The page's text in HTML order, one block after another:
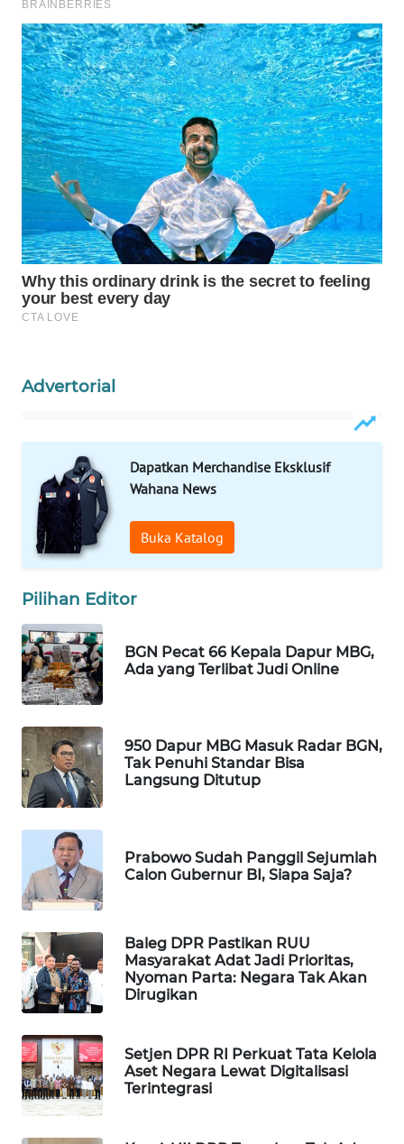
Advertorial
Dapatkan Merchandise Eksklusif
Wahana News
Buka Katalog
Pilihan Editor
BGN Pecat 66 Kepala Dapur MBG,
Ada yang Terlibat Judi Online
950 Dapur MBG Masuk Radar BGN,
Tak Penuhi Standar Bisa
Langsung Ditutup
Prabowo Sudah Panggil Sejumlah
Calon Gubernur BI, Siapa Saja?
Baleg DPR Pastikan RUU
Masyarakat Adat Jadi Prioritas,
Nyoman Parta: Negara Tak Akan
Dirugikan
Setjen DPR RI Perkuat Tata Kelola
Aset Negara Lewat Digitalisasi
Terintegrasi
WAHANA
TRAVEL
WAHANA
TV
WAHANANEWS
ID
WAHANANEWS
CO ID
WAHANANEWS
NET
SPORT
UMKM
WAHANA
SELEB
WAHANA
WAHANA
OTOMOTIF
WAHANA
WAHANA
DESA
WISATA
LAPAK
WAHANA
Wahana
Network
KONSUMEN
LISTRIK
MASYARAKAT
KELISTRIKAN
WALINKI